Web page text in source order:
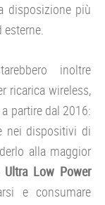
disposizione più
esterne.
inoltre
ricarica wireless,
partire dal 2016:
nei dispositivi di
alla maggior
Low Power
e consumare